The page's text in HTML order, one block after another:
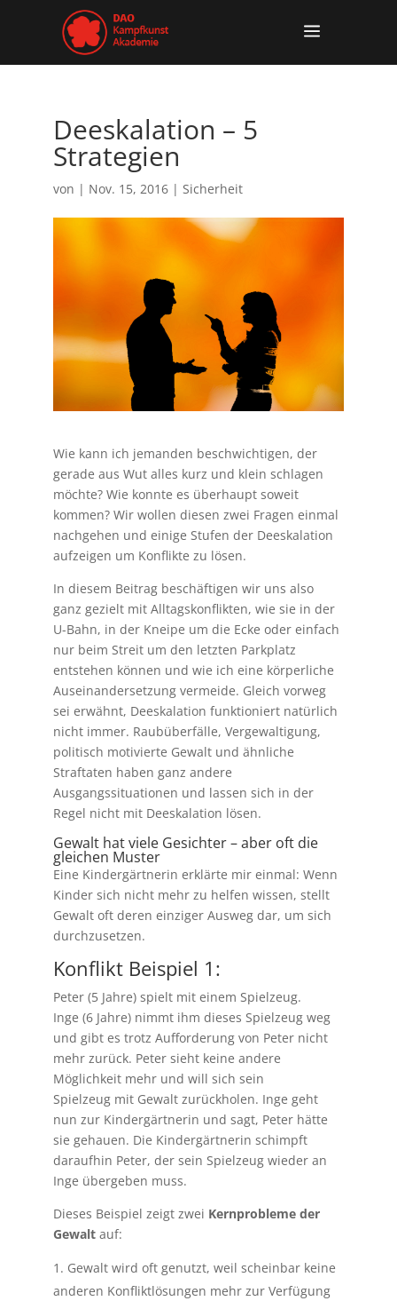
Deeskalation – 5
Strategien
von | Nov. 15, 2016| Sicherheit
Wie kann ich jemanden beschwichtigen, der
gerade aus Wut alles kurz und klein schlagen
möchte? Wie konnte es überhaupt soweit
kommen? Wir wollen diesen zwei Fragen einmal
nachgehen und einige Stufen der Deeskalation
aufzeigen um Konflikte zu lösen.
In diesem Beitrag beschäftigen wir uns also
ganz gezielt mit Alltagskonflikten, wie sie in der
U-Bahn, in der Kneipe um die Ecke oder einfach
nur beim Streit um den letzten Parkplatz
entstehen können und wie ich eine körperliche
Auseinandersetzung vermeide. Gleich vorweg
sei erwähnt, Deeskalation funktioniert natürlich
nicht immer. Raubüberfälle, Vergewaltigung,
politisch motivierte Gewalt und ähnliche
Straftaten haben ganz andere
Ausgangssituationen und lassen sich in der
Regel nicht mit Deeskalation lösen.
Gewalt hat viele Gesichter – aber oft die
gleichen Muster
Eine Kindergärtnerin erklärte mir einmal: Wenn
Kinder sich nicht mehr zu helfen wissen, stellt
Gewalt oft deren einziger Ausweg dar, um sich
durchzusetzen.
Konflikt Beispiel 1:
Peter (5 Jahre) spielt mit einem Spielzeug.
Inge (6 Jahre) nimmt ihm dieses Spielzeug weg
und gibt es trotz Aufforderung von Peter nicht
mehr zurück. Peter sieht keine andere
Möglichkeit mehr und will sich sein
Spielzeug mit Gewalt zurückholen. Inge geht
nun zur Kindergärtnerin und sagt, Peter hätte
sie gehauen. Die Kindergärtnerin schimpft
daraufhin Peter, der sein Spielzeug wieder an
Inge übergeben muss.
Dieses Beispiel zeigt zwei Kernprobleme der
Gewaltauf:
Gewalt wird oft genutzt, weil scheinbar keine
anderen Konfliktlösungen mehr zur Verfügung